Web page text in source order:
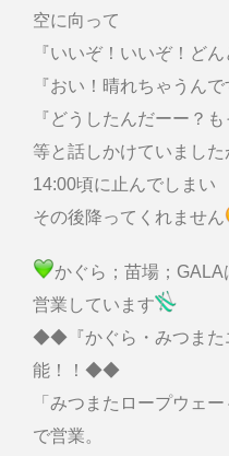
空に向って
『いいぞ！いいぞ！ど
『おい！晴れちゃうんで
『どうしたんだーー？
等と話しかけていました
14:00頃に止んでしまい
その後降ってくれません
かぐら；苗場；GALA
営業しています
◆◆『かぐら・みつまた
能！！◆◆
「みつまたロープウェ
で営業。